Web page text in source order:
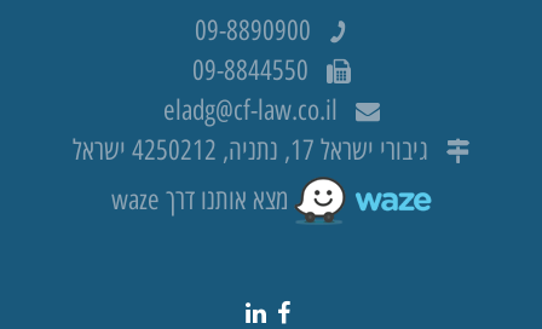
09-8890900
09-8844550
eladg@cf-law.co.il
גיבורי ישראל 17, נתניה, 4250212 ישראל
מצא אותנו דרך waze